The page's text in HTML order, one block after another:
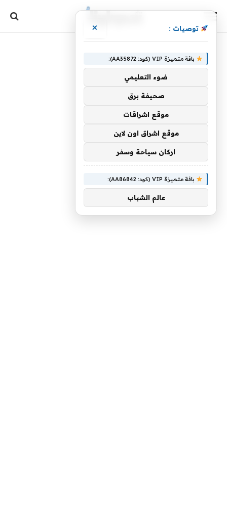
توصيات : ×
باقة متميزة VIP (كود: AA35872):
ضوء التعليمي
صحيفة برق
موقع اشراقات
موقع اشراق اون لاين
اركان سياحة وسفر
باقة متميزة VIP (كود: AA86842):
عالم الشباب